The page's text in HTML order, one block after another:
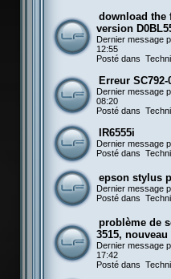
download the
version
Dernier message
12:55
Posté dans
Erreur
Dernier message
08:20
Posté dans
IR6555i
Dernier message
Posté dans
epson stylus
Dernier message
Posté dans
problème de
3515,
Dernier message
17:42
Posté dans